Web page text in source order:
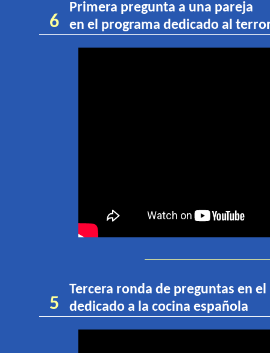
6
Primera pregunta a una pareja
en el programa dedicado al
5
Tercera ronda de preguntas en
dedicado a la cocina española